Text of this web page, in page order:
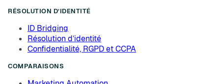
RÉSOLUTION D’IDENTITÉ
ID Bridging
Résolution d’identité
Confidentialité, RGPD et CCPA
COMPARAISONS